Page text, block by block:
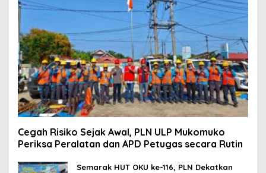
Cegah Risiko Sejak Awal, PLN ULP Mukomuko
Periksa Peralatan dan APD Petugas secara Rutin
Semarak HUT OKU ke-116, PLN Dekatkan